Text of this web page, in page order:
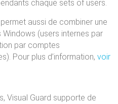
chaque sets of users.
aussi de combiner une
(users internes par
par comptes
Pour plus d’information, voir
Visual Guard supporte de